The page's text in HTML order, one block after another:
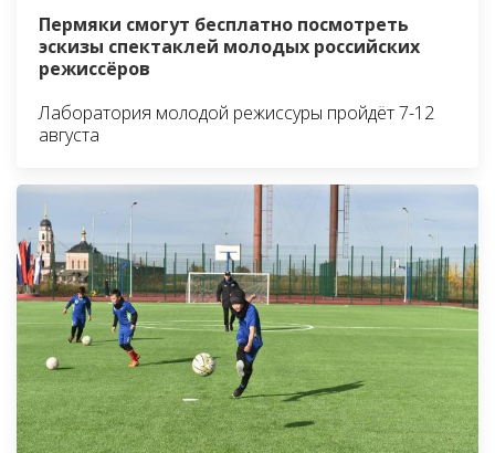
Пермяки смогут бесплатно посмотреть
эскизы спектаклей молодых российских
режиссёров
Лаборатория молодой режиссуры пройдёт 7-12
августа